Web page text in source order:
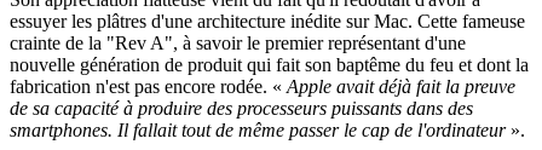
essuyer les plâtres d'une architecture inédite sur Mac. Cette fameuse
crainte de la "Rev A", à savoir le premier représentant d'une
nouvelle génération de produit qui fait son baptême du feu et dont la
fabrication n'est pas encore rodée. « Apple avait déjà fait la preuve
de sa capacité à produire des processeurs puissants dans des
smartphones. Il fallait tout de même passer le cap de l'ordinateur».